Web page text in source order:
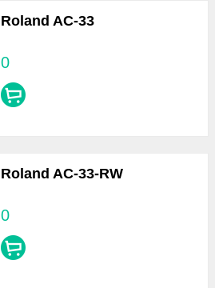
Roland AC-33
0
Roland AC-33-RW
0